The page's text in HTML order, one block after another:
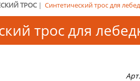
ТРОС | Синтетический трос для
трос для